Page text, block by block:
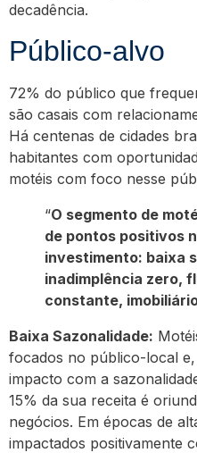
decadência.
Público-alvo
72% do público que
são casais com
Há centenas de cidades
habitantes com
motéis com foco nesse
“O segmento de
de pontos positivos
investimento: baixa
inadimplência zero,
constante,
Baixa Sazonalidade:
focados no público-local
impacto com a
15% da sua receita é
negócios. Em épocas de
impactados positivamente